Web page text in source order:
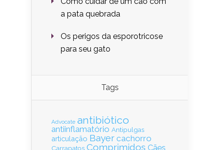
a pata quebrada
Os perigos da esporotricose
para seu gato
Tags
Advocate antibiótico
antiinflamatório Antipulgas
articulação Bayer cachorro
Carrapatos Comprimidos Cães